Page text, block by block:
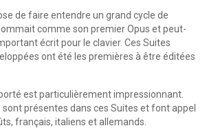
de faire entendre un grand cycle de
comme son premier Opus et peut-
écrit pour le clavier. Ces Suites
ont été les premières à être éditées
est particulièrement impressionnant.
présentes dans ces Suites et font appel
français, italiens et allemands.